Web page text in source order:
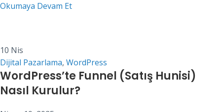
Okumaya Devam Et
10 Nis
Dijital Pazarlama, WordPress
WordPress’te Funnel (Satış Hunisi)
Nasıl Kurulur?